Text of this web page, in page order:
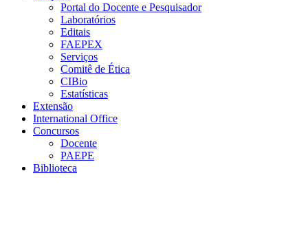
Portal do Docente e Pesquisador
Laboratórios
Editais
FAEPEX
Serviços
Comitê de Ética
CIBio
Estatísticas
Extensão
International Office
Concursos
Docente
PAEPE
Biblioteca